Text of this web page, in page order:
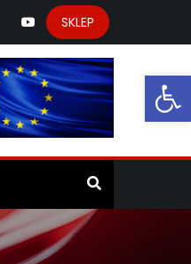
SKLEP